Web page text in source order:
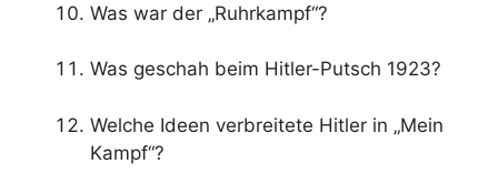
Was war der „Ruhrkampf“?
Was geschah beim Hitler-Putsch 1923?
Welche Ideen verbreitete Hitler in „Mein
Kampf“?